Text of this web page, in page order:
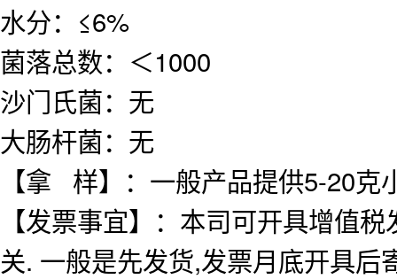
水分：≤6%
菌落总数：＜1000
沙门氏菌：无
大肠杆菌：无
【拿 样】：一般产品提供5-20
【发票事宜】：本司可开具增值
关. 一般是先发货,发票月底开具后